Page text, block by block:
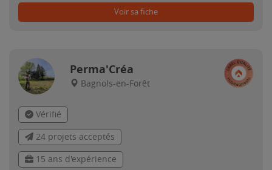
Voir sa fiche
Perma'Créa
Bagnols-en-Forêt
Vérifié
24 projets acceptés
15 ans d'expérience